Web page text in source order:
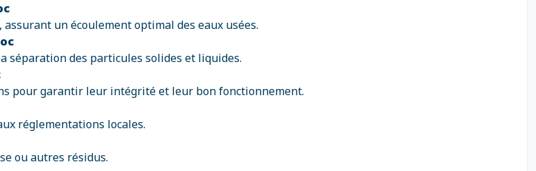
un écoulement optimal des eaux usées.
séparation des particules solides et liquides.
pour garantir leur intégrité et leur bon fonctionnement.
réglementations locales.
ou autres résidus.